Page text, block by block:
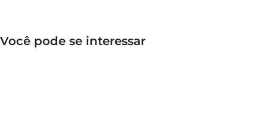
Você pode se interessar